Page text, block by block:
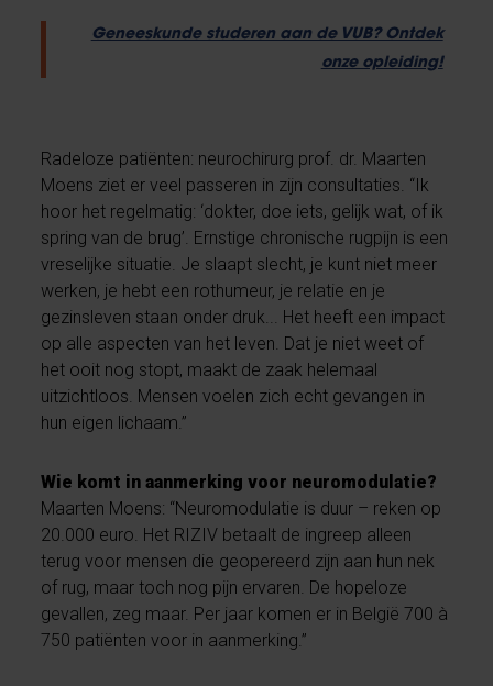
Geneeskunde studeren aan de VUB? Ontdek
onze opleiding!
Radeloze patiënten: neurochirurg prof. dr. Maarten
Moens ziet er veel passeren in zijn consultaties. “Ik
hoor het regelmatig: ‘dokter, doe iets, gelijk wat, of ik
spring van de brug’. Ernstige chronische rugpijn is een
vreselijke situatie. Je slaapt slecht, je kunt niet meer
werken, je hebt een rothumeur, je relatie en je
gezinsleven staan onder druk... Het heeft een impact
op alle aspecten van het leven. Dat je niet weet of
het ooit nog stopt, maakt de zaak helemaal
uitzichtloos. Mensen voelen zich echt gevangen in
hun eigen lichaam.”
Wie komt in aanmerking voor neuromodulatie?
Maarten Moens: “Neuromodulatie is duur – reken op
20.000 euro. Het RIZIV betaalt de ingreep alleen
terug voor mensen die geopereerd zijn aan hun nek
of rug, maar toch nog pijn ervaren. De hopeloze
gevallen, zeg maar. Per jaar komen er in België 700 à
750 patiënten voor in aanmerking.”